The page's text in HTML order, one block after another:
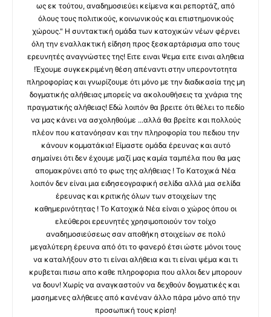
ως εκ τούτου, αναδημοσιεύει κείμενα και ρεπορτάζ, από
όλους τους πολιτικούς, κοινωνικούς και επιστημονικούς
χώρους." Η συντακτική ομάδα των κατοχικών νέων φέρνει
όλη την εναλλακτική είδηση προς ξεσκαρτάρισμα απο τους
ερευνητές αναγνώστες της! Ειτε ειναι Ψεμα ειτε ειναι αληθεια
!Έχουμε συγκεκριμένη θέση απέναντι στην υπεροντοτητα
πληροφορίας και γνωρίζουμε ότι μόνο με την διαδικασία της μη
δογματικής αλήθειας μπορείς να ακολουθήσεις τα χνάρια της
πραγματικής αλήθειας! Εδώ λοιπόν θα βρειτε ότι θέλει το πεδίο
να μας κάνει να ασχοληθούμε ...αλλά θα βρείτε και πολλούς
πλέον που κατανόησαν και την πληροφορία του πεδιου την
κάνουν κομματάκια! Είμαστε ομάδα έρευνας και αυτό
σημαίνει ότι δεν έχουμε μαζί μας καμία ταμπέλα που θα μας
απομακρύνει από το φως της αλήθειας ! Το Κατοχικά Νέα
λοιπόν δεν είναι μια ειδησεογραφική σελίδα αλλά μια σελίδα
έρευνας και κριτικής όλων των στοιχείων της
καθημερινότητας ! Το Κατοχικά Νέα είναι ο χώρος όπου οι
ελεύθεροι ερευνητές χρησιμοποιούν τον τοίχο
αναδημοσιεύσεως σαν αποθήκη στοιχείων σε πολύ
μεγαλύτερη έρευνα από ότι το φανερό έτσι ώστε μόνοι τους
να καταλήξουν στο τι είναι αλήθεια και τι είναι ψέμα και τι
κρυβεται πισω απο καθε πληροφορια που αλλοι δεν μπορουν
να δουν! Χωρίς να αναγκαστούν να δεχθούν δογματικές και
μασημενες αλήθειες από κανέναν άλλο πάρα μόνο από την
προσωπική τους κρίση!